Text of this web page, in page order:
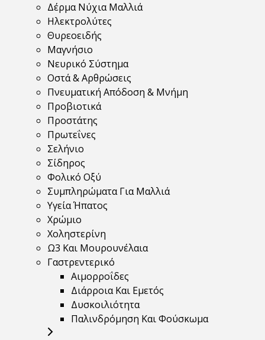
Δέρμα Νύχια Μαλλιά
Ηλεκτρολύτες
Θυρεοειδής
Μαγνήσιο
Νευρικό Σύστημα
Οστά & Αρθρώσεις
Πνευματική Απόδοση & Μνήμη
Προβιοτικά
Προστάτης
Πρωτεΐνες
Σελήνιο
Σίδηρος
Φολικό Οξύ
Συμπληρώματα Για Μαλλιά
Υγεία Ήπατος
Χρώμιο
Χοληστερίνη
Ω3 Και Μουρουνέλαια
Γαστρεντερικό
Αιμορροΐδες
Διάρροια Και Εμετός
Δυσκοιλιότητα
Παλινδρόμηση Και Φούσκωμα